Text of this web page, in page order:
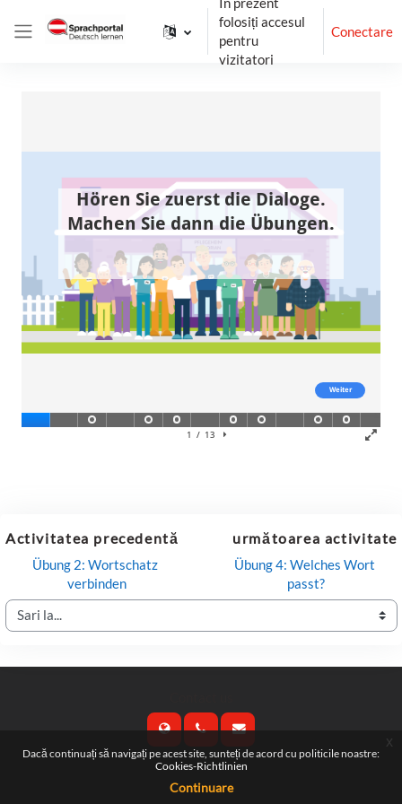
În prezent
folosiți accesul
pentru
vizitatori
Conectare
Activitatea precedentă
Übung 2: Wortschatz
verbinden
Sari la...
următoarea activitate
Übung 4: Welches Wort
passt?
Follow us
Dacă continuați să navigați pe acest site, sunteți de acord cu politicile noastre:
Cookies-Richtlinien
Continuare
x